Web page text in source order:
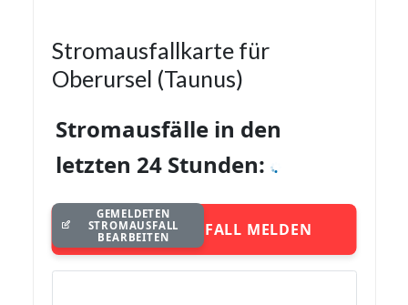
Stromausfallkarte für
Oberursel (Taunus)
Stromausfälle in den
letzten 24 Stunden:
STROMAUSFALL MELDEN
GEMELDETEN
STROMAUSFALL
BEARBEITEN